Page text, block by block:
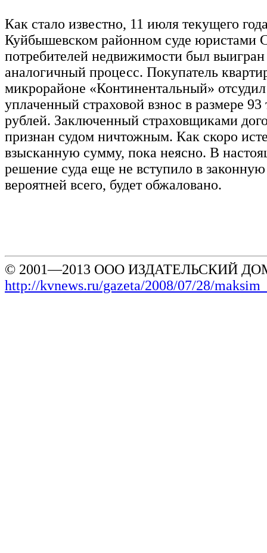
Как стало известно, 11 июля текущего
Куйбышевском районном суде юристами
потребителей недвижимости был
аналогичный процесс. Покупатель
микрорайоне «Континентальный»
уплаченный страховой взнос в размере 93
рублей. Заключенный страховщиками
признан судом ничтожным. Как скоро
взысканную сумму, пока неясно. В
решение суда еще не вступило в
вероятней всего, будет обжаловано.
© 2001—2013 ООО ИЗДАТЕЛЬСКИЙ
http://kvnews.ru/gazeta/2008/07/28/